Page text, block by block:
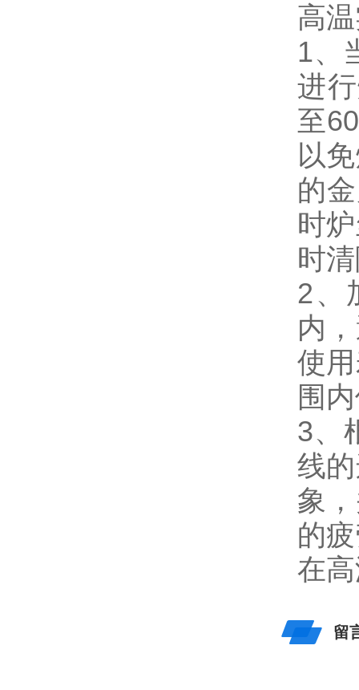
高
1、
进
至
以
的
时
时
2、
内
使
围
3、
线
象
的
在
留